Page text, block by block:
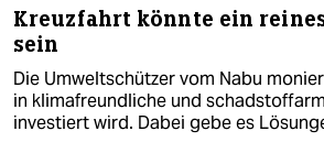
Kreuzfahrt könnte ein
sein
Die Umweltschützer vom Nabu
in klimafreundliche und
investiert wird. Dabei gebe es